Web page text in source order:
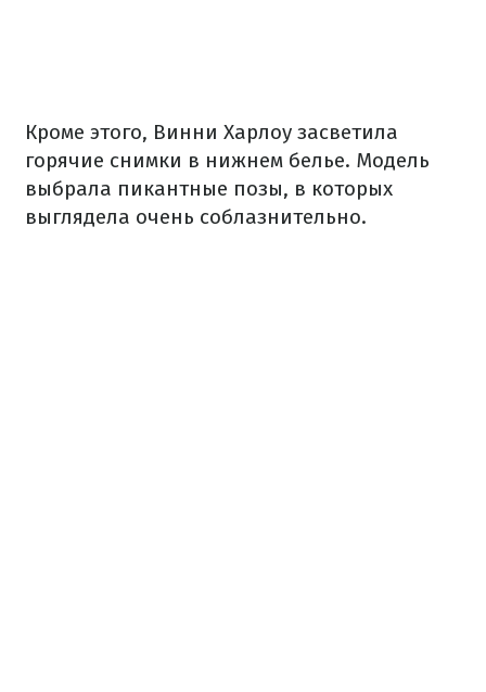
Кроме этого, Винни Харлоу засветила
горячие снимки в нижнем белье. Модель
выбрала пикантные позы, в которых
выглядела очень соблазнительно.